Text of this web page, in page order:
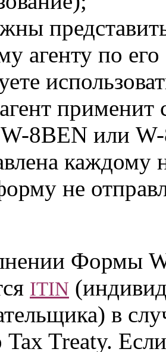
агенту по
применит
8BEN или
каждому
не
Формы
ITIN
в
Tax Treaty.